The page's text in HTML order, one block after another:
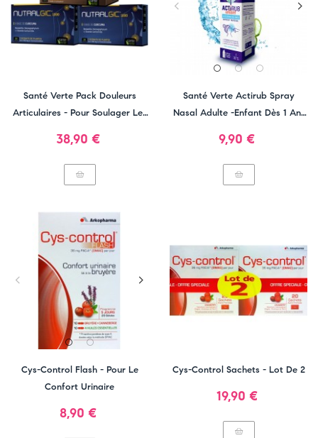
Santé Verte Pack Douleurs
Articulaires - Pour Soulager Les
Prix
38,90 €
Santé Verte Actirub Spray
Nasal Adulte -Enfant Dès 1 An-
Prix
9,90 €
Cys-Control Flash - Pour Le
Confort Urinaire
Prix
8,90 €
Cys-Control Sachets - Lot De 2
Prix
19,90 €